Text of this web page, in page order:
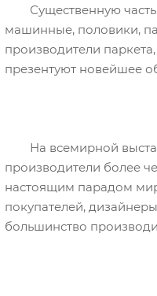
Существенную часть
машинные, половики,
производители
презентуют новейшее
На всемирной
производители более
настоящим парадом
покупателей,
большинство